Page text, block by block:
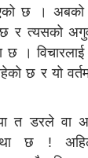
छ । अबको
र त्यसको
। विचारलाई
छ र यो
त डरले वा
छ !